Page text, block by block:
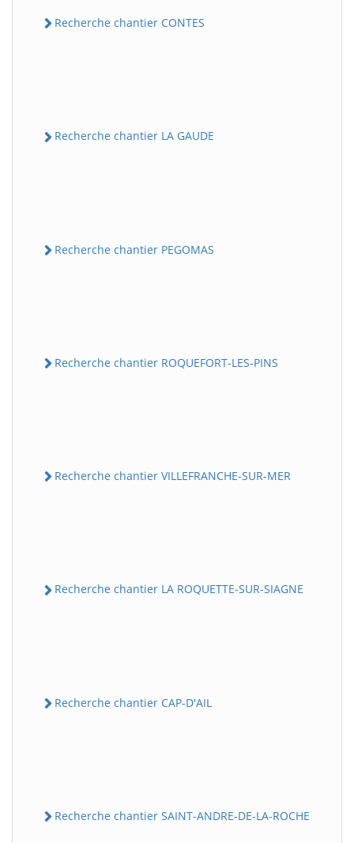
Recherche chantier CONTES
Recherche chantier LA GAUDE
Recherche chantier PEGOMAS
Recherche chantier ROQUEFORT-LES-PINS
Recherche chantier VILLEFRANCHE-SUR-MER
Recherche chantier LA ROQUETTE-SUR-SIAGNE
Recherche chantier CAP-D'AIL
Recherche chantier SAINT-ANDRE-DE-LA-ROCHE